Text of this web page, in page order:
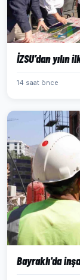
İZSU’dan
14 saat önce
Bayraklı'da